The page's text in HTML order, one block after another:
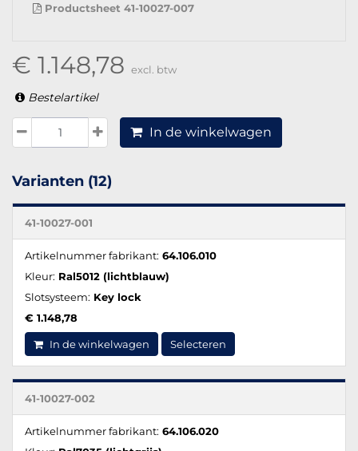
Productsheet 41-10027-007
€ 1.148,78 excl. btw
Bestelartikel
In de winkelwagen
Varianten (12)
41-10027-001
Artikelnummer fabrikant: 64.106.010
Kleur: Ral5012 (lichtblauw)
Slotsysteem: Key lock
€ 1.148,78
In de winkelwagen Selecteren
41-10027-002
Artikelnummer fabrikant: 64.106.020